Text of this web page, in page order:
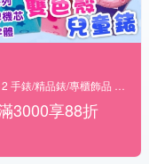
3000享88折